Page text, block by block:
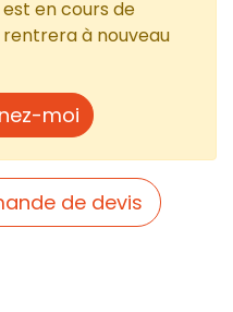
en cours de
à nouveau
moi
de devis